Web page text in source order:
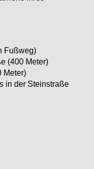
Fußweg)
(400 Meter)
Meter)
in der Steinstraße